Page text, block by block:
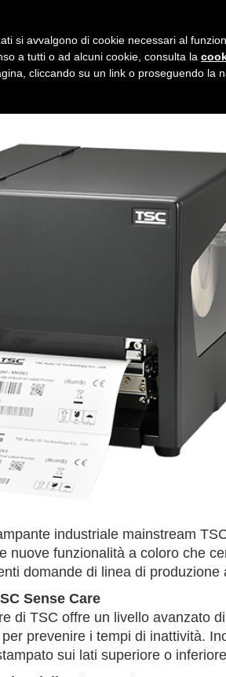
MH361T
industriale mainstream
nuove funzionalità a coloro che
domande di linea di
Sense Care
di TSC offre un livello avanzato
prevenire i tempi di inattività.
sui lati superiore o
si avvalgono di cookie necessari al
a tutti o ad alcuni cookie, consulta la
cliccando su un link o proseguendo la